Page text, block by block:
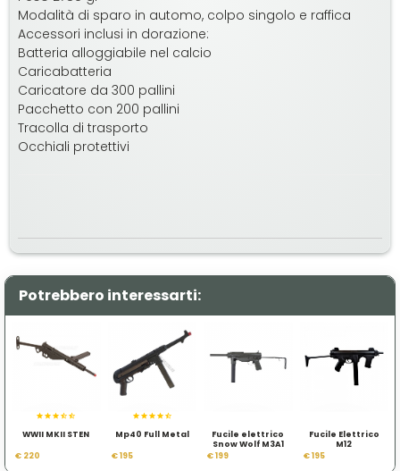
Modalità di sparo in automo, colpo singolo e raffica
Accessori inclusi in dorazione:
Batteria alloggiabile nel calcio
Caricabatteria
Caricatore da 300 pallini
Pacchetto con 200 pallini
Tracolla di trasporto
Occhiali protettivi
Potrebbero interessarti:
WWII MKII STEN
€ 220
Mp40 Full Metal
€ 195
Fucile elettrico
Snow Wolf M3A1
€ 199
Fucile Elettrico
M12
€ 195